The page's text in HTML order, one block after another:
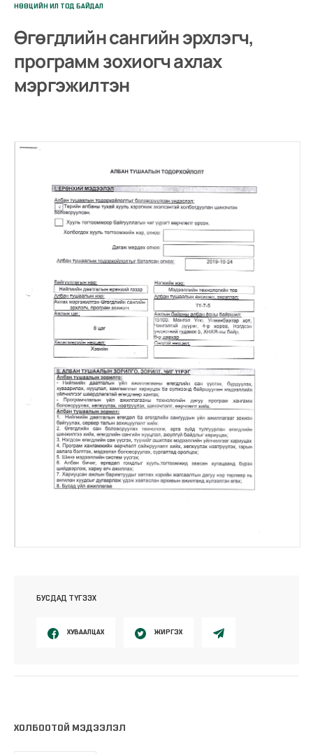
НӨӨЦИЙН ИЛ ТОД БАЙДАЛ
Өгөгдлийн сангийн эрхлэгч,
программ зохиогч ахлах
мэргэжилтэн
БУСДАД ТҮГЭЭХ
ХУВААЛЦАХ ЖИРГЭХ
ХОЛБООТОЙ МЭДЭЭЛЭЛ